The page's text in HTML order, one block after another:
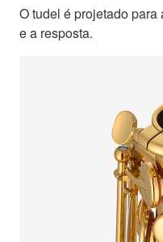
O tudel é projetado
e a resposta.